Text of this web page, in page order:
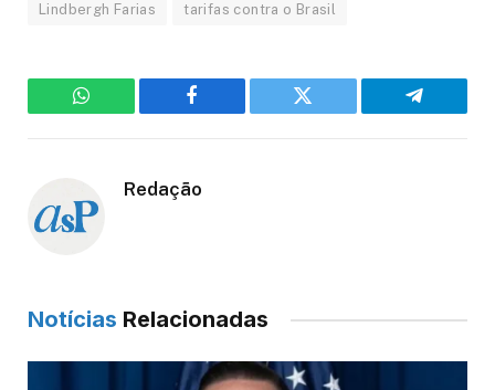
Lindbergh Farias tarifas contra o Brasil
WhatsApp Facebook Twitter Telegram
Redação
Notícias Relacionadas